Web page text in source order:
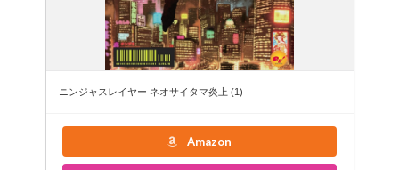
ニンジャスレイヤー ネオサイタマ炎上 (1)
Amazon